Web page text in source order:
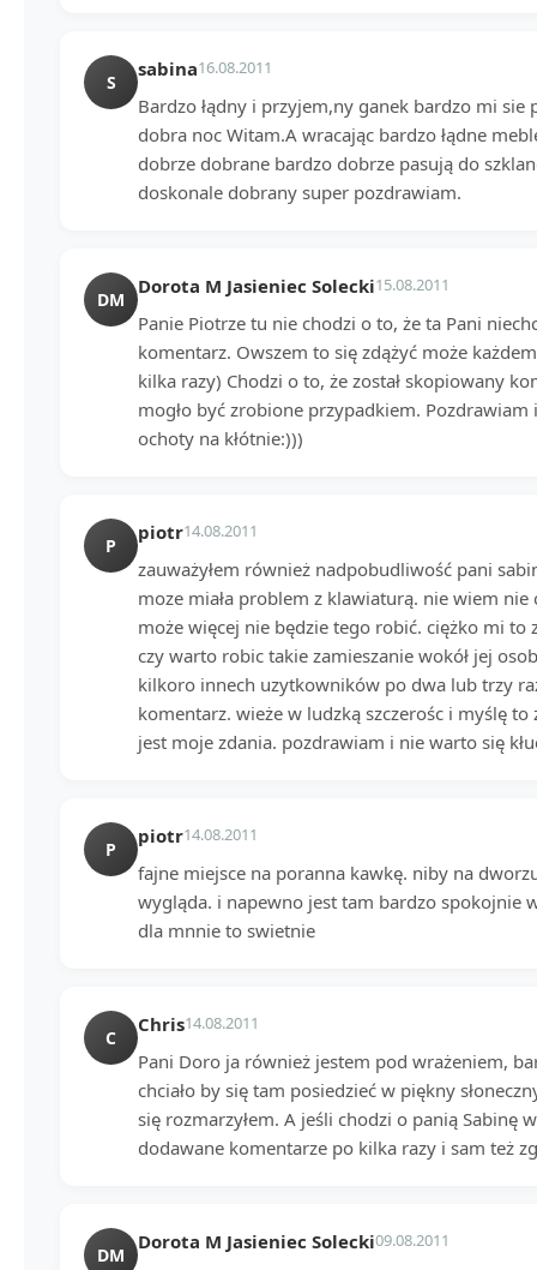
S
sabina16.08.2011
Bardzo łądny i przyjem,ny ganek bardzo mi sie
dobra noc Witam.A wracając bardzo łądne
dobrze dobrane bardzo dobrze pasują do
doskonale dobrany super pozdrawiam.
DM
Dorota M Jasieniec Solecki15.08.2011
Panie Piotrze tu nie chodzi o to, że ta Pani
komentarz. Owszem to się zdążyć może
kilka razy) Chodzi o to, że został skopiowany
mogło być zrobione przypadkiem.
ochoty na kłótnie:)))
P
piotr14.08.2011
zauważyłem również nadpobudliwość pani
moze miała problem z klawiaturą. nie wiem nie
może więcej nie będzie tego robić. ciężko mi to
czy warto robic takie zamieszanie wokół jej
kilkoro innech uzytkowników po dwa lub trzy
komentarz. wieże w ludzką szczerośc i myślę to
jest moje zdania. pozdrawiam i nie warto się
P
piotr14.08.2011
fajne miejsce na poranna kawkę. niby na
wygląda. i napewno jest tam bardzo spokojnie
dla mnnie to swietnie
C
Chris14.08.2011
Pani Doro ja również jestem pod wrażeniem,
chciało by się tam posiedzieć w piękny
się rozmarzyłem. A jeśli chodzi o panią Sabinę
dodawane komentarze po kilka razy i sam też
DM
Dorota M Jasieniec Solecki09.08.2011